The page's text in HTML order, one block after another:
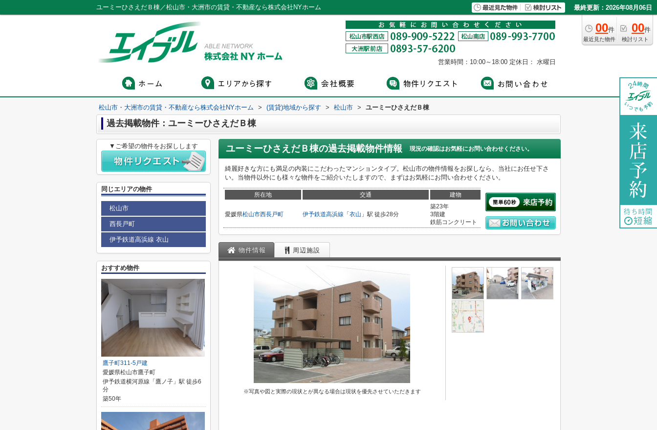
ユーミーひさえだＢ棟／松山市・大洲市の賃貸・不動産なら株式会社NYホーム 最終更新：2026年08月06日
00件
最近見た物件
00件
検討リスト
営業時間：10:00～18:00 定休日： 水曜日
松山市・大洲市の賃貸・不動産なら株式会社NYホーム > (賃貸)地域から探す > 松山市 > ユーミーひさえだＢ棟
過去掲載物件：ユーミーひさえだＢ棟
ユーミーひさえだＢ棟の過去掲載物件情報 現況の確認はお気軽にお問い合わせください。
綺麗好きな方にも満足の内装にこだわったマンションタイプ。松山市の物件情報をお探しなら、当社にお任せ下さ
い。当物件以外にも様々な物件をご紹介いたしますので、まずはお気軽にお問い合わせください。
所在地 交通 建物
愛媛県松山市西長戸町 伊予鉄道高浜線 「 衣山 」駅 徒歩28分
築23年
3階建
鉄筋コンクリート
物件情報 周辺施設
※写真や図と実際の現状とが異なる場合は現状を優先させていただきます
▼ご希望の物件をお探しします
同じエリアの物件
松山市
西長戸町
伊予鉄道高浜線 衣山
おすすめ物件
鷹子町311-5戸建
愛媛県松山市鷹子町
伊予鉄道横河原線「鷹ノ子」駅 徒歩6
分
築50年